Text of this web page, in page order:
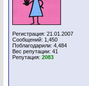
Регистрация: 21.01.2007
Сообщений: 1,450
Поблагодарили: 4,484
Вес репутации: 41
Репутация: 2083